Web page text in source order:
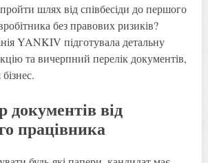
шлях від співбесіди до першого
без правових ризиків?
YANKIV підготувала детальну
та вичерпний перелік документів,
документів від
працівника